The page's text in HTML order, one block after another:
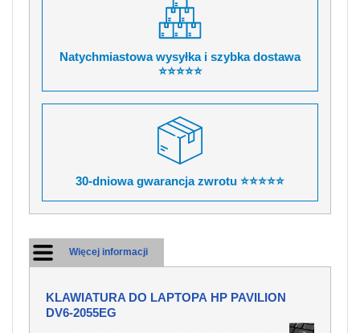
Natychmiastowa wysyłka i szybka dostawa
⭐⭐⭐⭐⭐
30-dniowa gwarancja zwrotu ⭐⭐⭐⭐⭐
Więcej informacji
KLAWIATURA DO LAPTOPA HP PAVILION
DV6-2055EG